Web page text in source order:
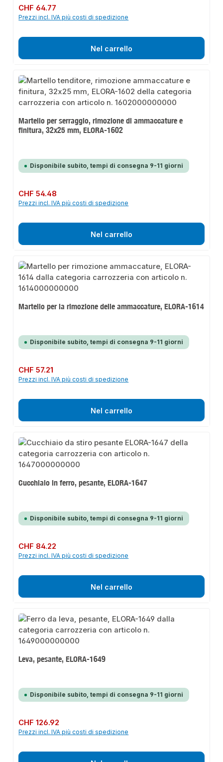
Prezzo normale:
CHF 64.77
Prezzi incl. IVA più costi di spedizione
Nel carrello
Martello per serraggio, rimozione di ammaccature e
finitura, 32x25 mm, ELORA-1602
Disponibile subito, tempi di consegna 9-11 giorni
Prezzo normale:
CHF 54.48
Prezzi incl. IVA più costi di spedizione
Nel carrello
Martello per la rimozione delle ammaccature, ELORA-1614
Disponibile subito, tempi di consegna 9-11 giorni
Prezzo normale:
CHF 57.21
Prezzi incl. IVA più costi di spedizione
Nel carrello
Cucchiaio in ferro, pesante, ELORA-1647
Disponibile subito, tempi di consegna 9-11 giorni
Prezzo normale:
CHF 84.22
Prezzi incl. IVA più costi di spedizione
Nel carrello
Leva, pesante, ELORA-1649
Disponibile subito, tempi di consegna 9-11 giorni
Prezzo normale:
CHF 126.92
Prezzi incl. IVA più costi di spedizione